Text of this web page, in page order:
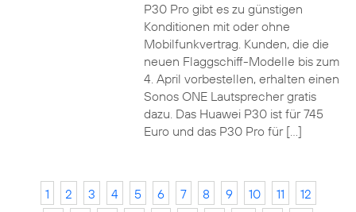
P30 Pro gibt es zu günstigen
Konditionen mit oder ohne
Mobilfunkvertrag. Kunden, die die
neuen Flaggschiff-Modelle bis zum
4. April vorbestellen, erhalten einen
Sonos ONE Lautsprecher gratis
dazu. Das Huawei P30 ist für 745
Euro und das P30 Pro für […]
1 2 3 4 5 6 7 8 9 10 11
12